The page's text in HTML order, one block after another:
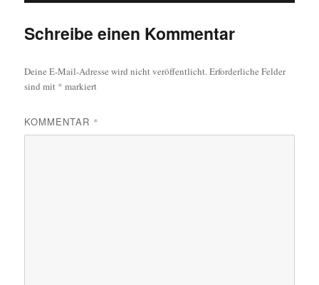
Schreibe einen Kommentar
Deine E-Mail-Adresse wird nicht veröffentlicht. Erforderliche Felder
sind mit * markiert
KOMMENTAR *